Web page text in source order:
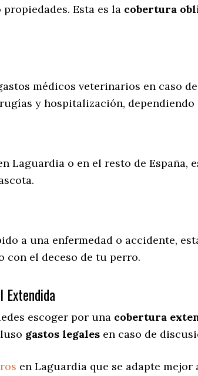
Esta es la cobertura
médicos veterinarios en caso de
y hospitalización, dependiendo
Laguardia o en el resto de
a una enfermedad o accidente,
el deceso de tu perro.
Extendida
escoger por una cobertura
gastos legales en caso de
en Laguardia que se adapte